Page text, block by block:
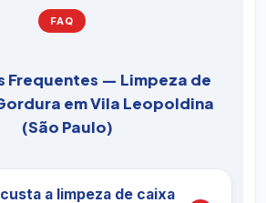
FAQ
Frequentes — Limpeza de
em Vila Leopoldina
(São Paulo)
a limpeza de caixa